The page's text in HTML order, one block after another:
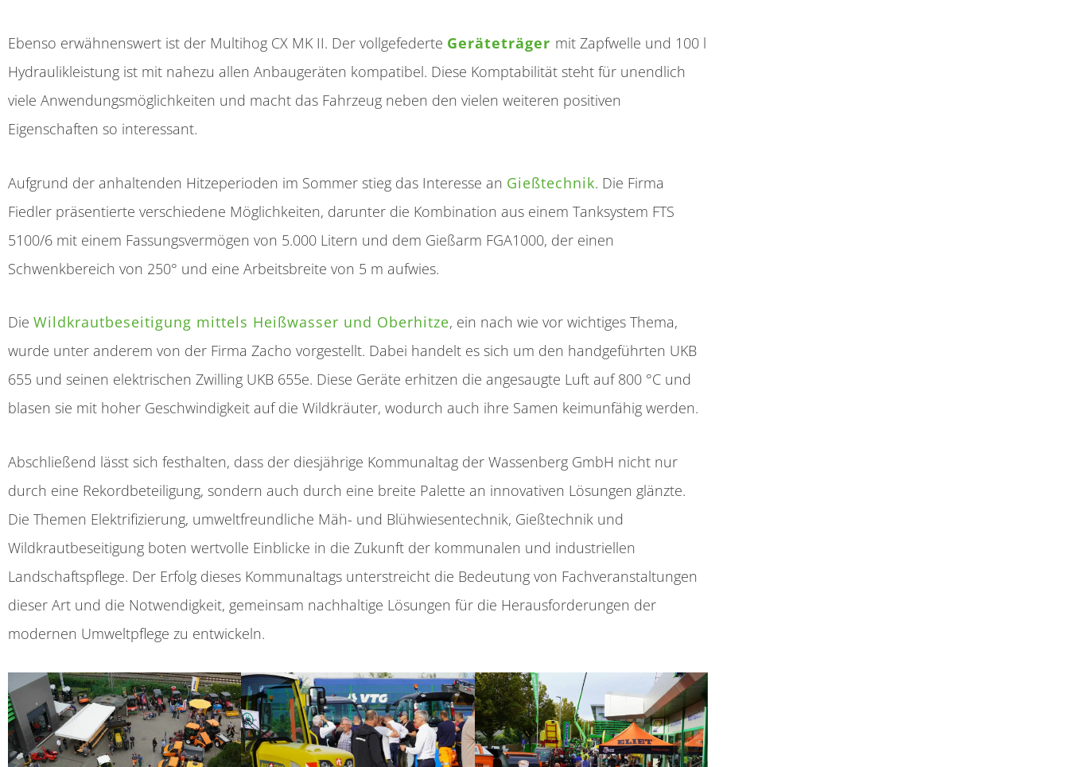
Ebenso erwähnenswert ist der Multihog CX MK II. Der vollgefederte Geräteträger mit Zapfwelle und 100 l
Hydraulikleistung ist mit nahezu allen Anbaugeräten kompatibel. Diese Komptabilität steht für unendlich
viele Anwendungsmöglichkeiten und macht das Fahrzeug neben den vielen weiteren positiven
Eigenschaften so interessant.
Aufgrund der anhaltenden Hitzeperioden im Sommer stieg das Interesse an Gießtechnik. Die Firma
Fiedler präsentierte verschiedene Möglichkeiten, darunter die Kombination aus einem Tanksystem FTS
5100/6 mit einem Fassungsvermögen von 5.000 Litern und dem Gießarm FGA1000, der einen
Schwenkbereich von 250° und eine Arbeitsbreite von 5 m aufwies.
Die Wildkrautbeseitigung mittels Heißwasser und Oberhitze, ein nach wie vor wichtiges Thema,
wurde unter anderem von der Firma Zacho vorgestellt. Dabei handelt es sich um den handgeführten UKB
655 und seinen elektrischen Zwilling UKB 655e. Diese Geräte erhitzen die angesaugte Luft auf 800 °C und
blasen sie mit hoher Geschwindigkeit auf die Wildkräuter, wodurch auch ihre Samen keimunfähig werden.
Abschließend lässt sich festhalten, dass der diesjährige Kommunaltag der Wassenberg GmbH nicht nur
durch eine Rekordbeteiligung, sondern auch durch eine breite Palette an innovativen Lösungen glänzte.
Die Themen Elektrifizierung, umweltfreundliche Mäh- und Blühwiesentechnik, Gießtechnik und
Wildkrautbeseitigung boten wertvolle Einblicke in die Zukunft der kommunalen und industriellen
Landschaftspflege. Der Erfolg dieses Kommunaltags unterstreicht die Bedeutung von Fachveranstaltungen
dieser Art und die Notwendigkeit, gemeinsam nachhaltige Lösungen für die Herausforderungen der
modernen Umweltpflege zu entwickeln.